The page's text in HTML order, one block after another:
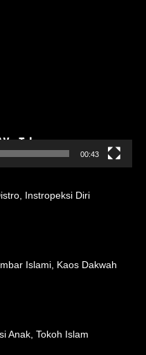
00:43
, Instropeksi Diri
Islami, Kaos Dakwah
Anak, Tokoh Islam